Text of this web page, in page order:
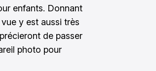
enfants. Donnant
y est aussi très
de passer
photo pour